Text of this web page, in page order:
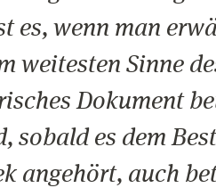
es, wenn man
weitesten Sinne
Dokument
sobald es dem
angehört, auch